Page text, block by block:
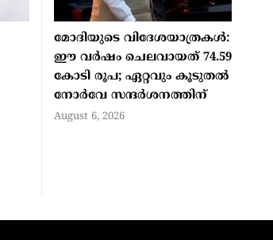
മോദിയുടെ വിദേശയാത്രകൾ:
ഈ വർഷം ചെലവായത് 74.59
കോടി രൂപ; ഏറ്റവും കൂടുതൽ
നോർവേ സന്ദർശനത്തിന്
August 6, 2026